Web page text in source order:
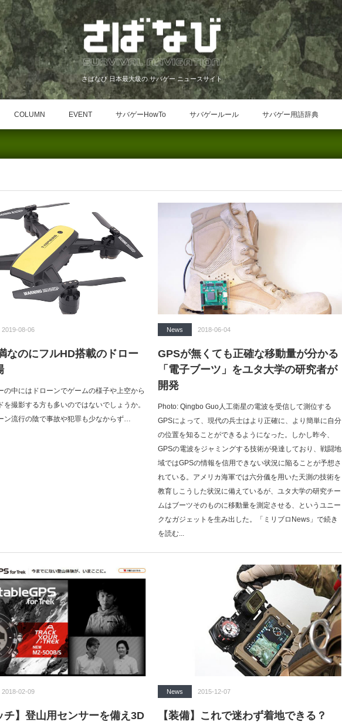
さばなび 日本最大級の サバゲー ニュースサイト
COLUMN EVENT サバゲーHowTo サバゲールール サバゲー用語辞典
2019-08-06
なのにフルHD搭載のドロー
の中にはドローンでゲームの様子や上空から
を撮影する方も多いのではないでしょうか。
ン流行の陰で事故や犯罪も少なからず…
News 2018-06-04
GPSが無くても正確な移動量が分かる
「電子ブーツ」をユタ大学の研究者が
開発
Photo: Qingbo Guo人工衛星の電波を受信して測位する
GPSによって、現代の兵士はより正確に、より簡単に自分
の位置を知ることができるようになった。しかし昨今、
GPSの電波をジャミングする技術が発達しており、戦闘地
域ではGPSの情報を信用できない状況に陥ることが予想さ
れている。アメリカ海軍では六分儀を用いた天測の技術を
教育しこうした状況に備えているが、ユタ大学の研究チー
ムはブーツそのものに移動量を測定させる、というユニー
クなガジェットを生み出した。「ミリブロNews」で続き
を読む...
2018-02-09
チ】登山用センサーを備え3D
News 2015-12-07
【装備】これで迷わず着地できる？